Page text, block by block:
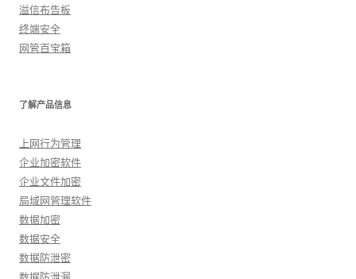
溢信布告板
终端安全
网管百宝箱
了解产品信息
上网行为管理
企业加密软件
企业文件加密
局域网管理软件
数据加密
数据安全
数据防泄密